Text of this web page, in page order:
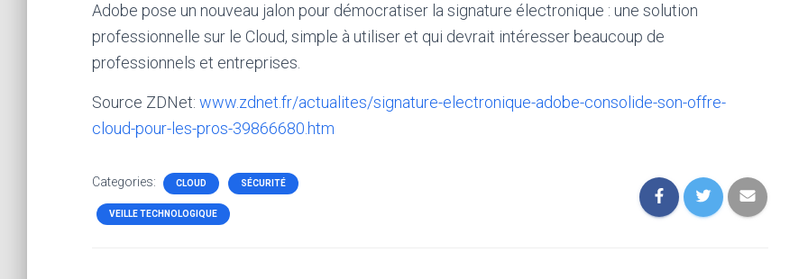
Adobe pose un nouveau jalon pour démocratiser la signature électronique : une solution
professionnelle sur le Cloud, simple à utiliser et qui devrait intéresser beaucoup de
professionnels et entreprises.
Source ZDNet: www.zdnet.fr/actualites/signature-electronique-adobe-consolide-son-offre-
cloud-pour-les-pros-39866680.htm
Categories: CLOUD SÉCURITÉ
VEILLE TECHNOLOGIQUE